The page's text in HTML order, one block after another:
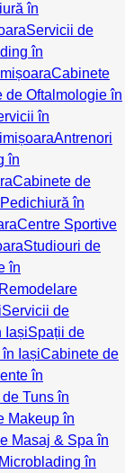
în
Servicii de
în
Cabinete
de Oftalmologie în
în
Antrenori
în
Cabinete de
în
Centre Sportive
Studiouri de
în
Servicii de
IașiSpații de
IașiCabinete de
în
Tuns în
Makeup în
Masaj & Spa în
în